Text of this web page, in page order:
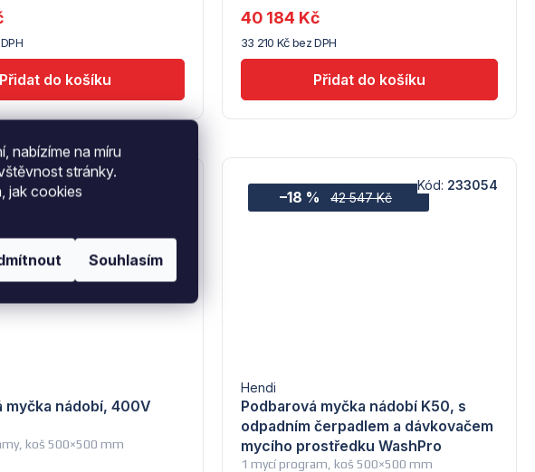
nabízíme na míru
stránky.
jak cookies
Souhlasím
dodavatele
(5)
33 210 Kč bez DPH
40 184 Kč
66 172 Kč
koš 500×500 mm
myčka nádobí, 400V
Kód:
42 547 Kč
–18 %
1 mycí program, koš 500×500 mm
Podbarová myčka nádobí K50, s
odpadním čerpadlem a dávkovačem
mycího prostředku WashPro
Hendi
Kód: 233054